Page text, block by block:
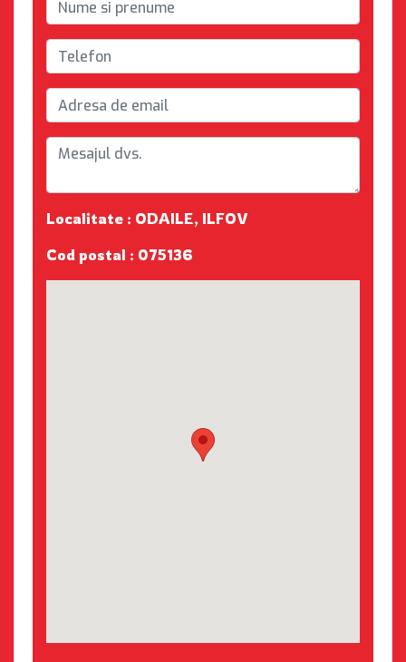
Localitate : ODAILE, ILFOV
Cod postal : 075136